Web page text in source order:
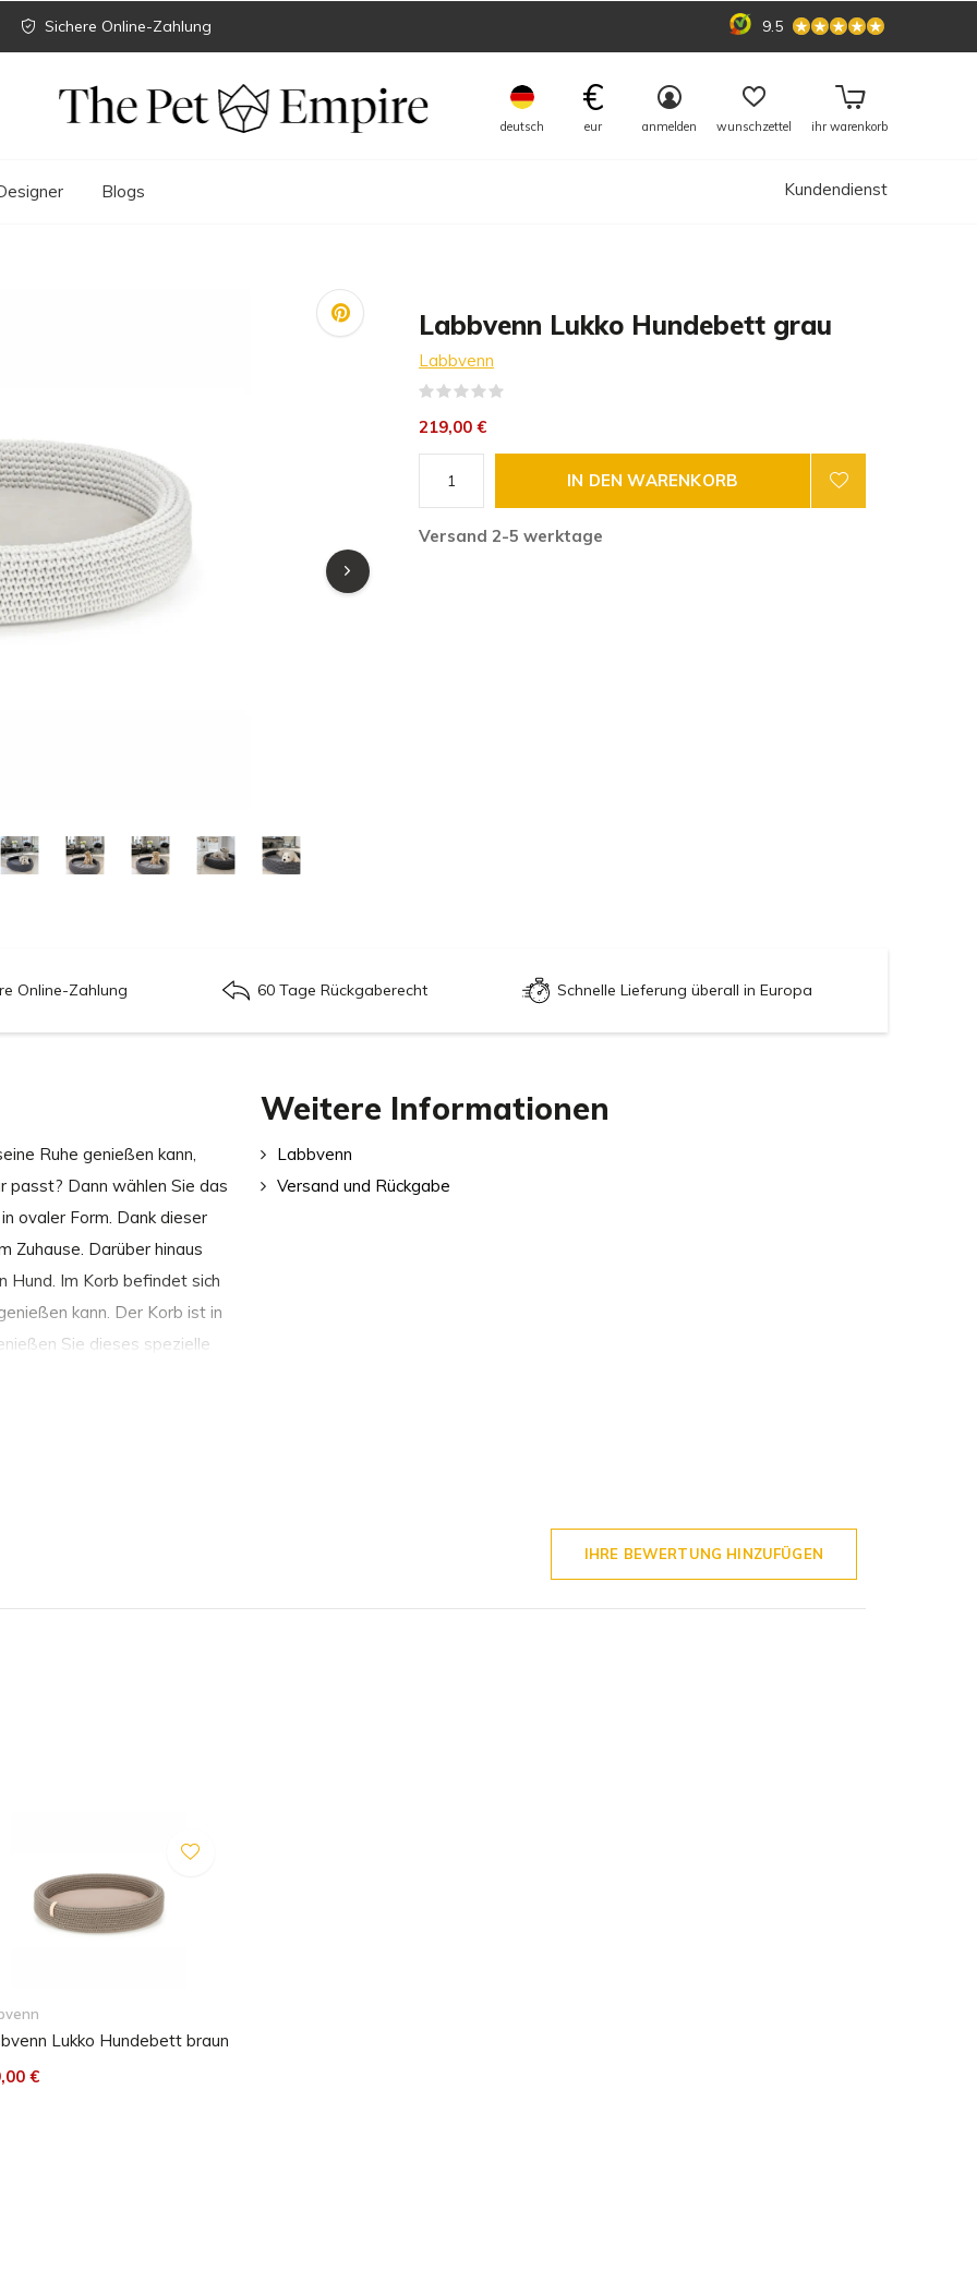
Blogs
deutsch
€
eur anmelden wunschzettel ihr warenkorb
Kundendienst
Sichere Online-Zahlung 9.5
Labbvenn Lukko Hundebett grau
Labbvenn
219,00 €
IN DEN WARENKORB
Versand 2-5 werktage
Online-Zahlung 60 Tage Rückgaberecht Schnelle Lieferung überall in Europa
Ruhe genießen kann,
passt? Dann wählen Sie das
ovaler Form. Dank dieser
Zuhause. Darüber hinaus
Im Korb befindet sich
kann. Der Korb ist in
Sie dieses spezielle
um die Haare zu
Das Kissen ist nicht
Starker Gebrauch
auch weniger sichtbar.
Weitere Informationen
Labbvenn
Versand und Rückgabe
IHRE BEWERTUNG HINZUFÜGEN
Lukko Hundebett braun
€